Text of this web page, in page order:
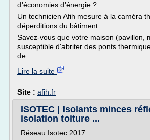
d'économies d'énergie ?
Un technicien Afih mesure à la caméra
déperditions du bâtiment
Savez-vous que votre maison (pavillon,
susceptible d'abriter des ponts
de...
Lire la suite
Site : afih.fr
ISOTEC | Isolants minces
isolation toiture ...
Réseau Isotec 2017